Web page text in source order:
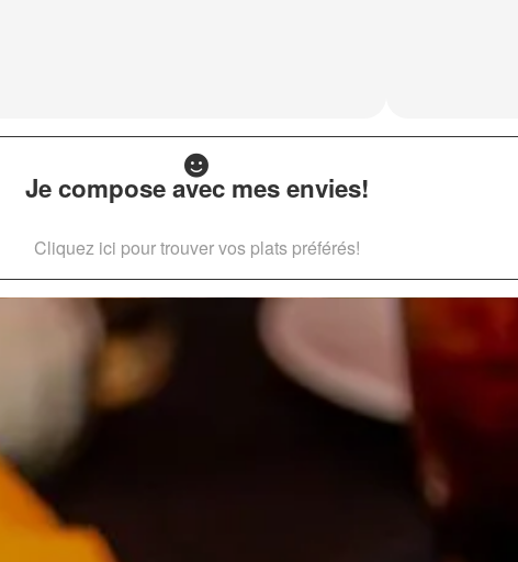
Je compose avec mes envies!
Cliquez ici pour trouver vos plats préférés!